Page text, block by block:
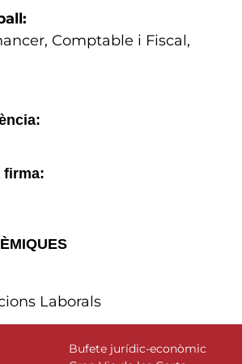
Comptable i Fiscal,
firma:
Laborals
Bufete jurídic-econòmic